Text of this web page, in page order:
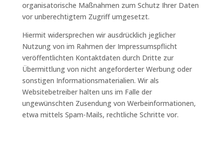
organisatorische Maßnahmen zum Schutz Ihrer Daten
vor unberechtigtem Zugriff umgesetzt.
Hiermit widersprechen wir ausdrücklich jeglicher
Nutzung von im Rahmen der Impressumspflicht
veröffentlichten Kontaktdaten durch Dritte zur
Übermittlung von nicht angeforderter Werbung oder
sonstigen Informationsmaterialien. Wir als
Websitebetreiber halten uns im Falle der
ungewünschten Zusendung von Werbeinformationen,
etwa mittels Spam-Mails, rechtliche Schritte vor.